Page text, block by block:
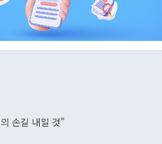
손길 내밀 것"